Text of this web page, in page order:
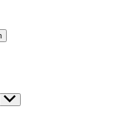
Untermenü
anzeigen